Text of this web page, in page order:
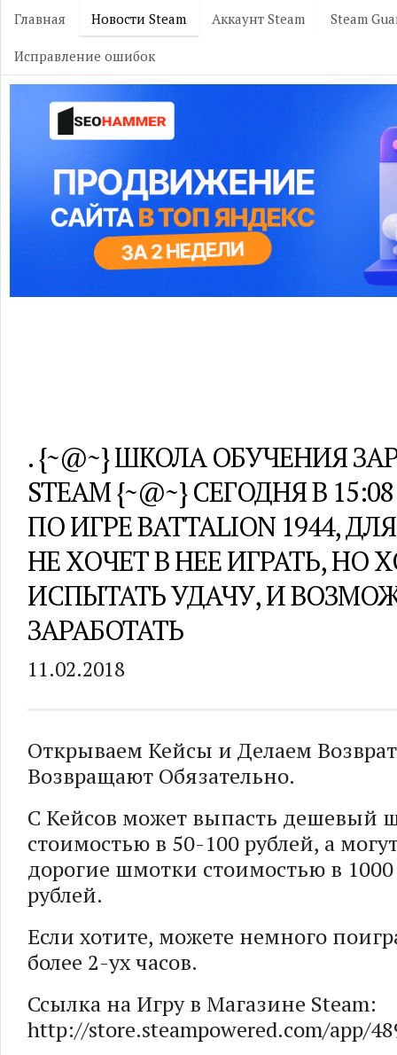
Главная Новости Steam Аккаунт Steam Steam
Исправление ошибок
. {~@~} ШКОЛА ОБУЧЕНИЯ
STEAM {~@~} СЕГОДНЯ В
ПО ИГРЕ BATTALION 1944,
НЕ ХОЧЕТ В НЕЕ ИГРАТЬ, НО
ИСПЫТАТЬ УДАЧУ, И
ЗАРАБОТАТЬ
11.02.2018
Открываем Кейсы и Делаем
Возвращают Обязательно.
С Кейсов может выпасть дешевый
стоимостью в 50-100 рублей, а
дорогие шмотки стоимостью в
рублей.
Если хотите, можете немного
более 2-ух часов.
Ссылка на Игру в Магазине Steam:
http://store.steampowered.com/app/